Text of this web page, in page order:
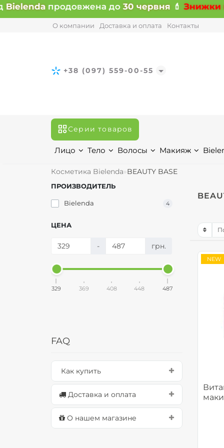
продовжена до30 червня💄 Знижки на
О компании Доставка и оплата Контакты
+38 (097) 559-00-55
Серии товаров
Лицо Тело Волосы Макияж
Косметика Bielenda BEAUTY BASE
ПРОИЗВОДИТЕЛЬ
Bielenda 4
ЦЕНА
- грн.
329 369 408 448 487
FAQ
Как купить
Доставка и оплата
О нашем магазине
NEW